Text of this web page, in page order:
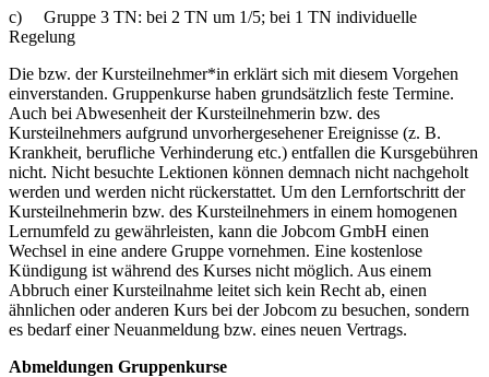
c) Gruppe 3 TN: bei 2 TN um 1/5; bei 1 TN individuelle
Regelung
Die bzw. der Kursteilnehmer*in erklärt sich mit diesem Vorgehen
einverstanden. Gruppenkurse haben grundsätzlich feste Termine.
Auch bei Abwesenheit der Kursteilnehmerin bzw. des
Kursteilnehmers aufgrund unvorhergesehener Ereignisse (z. B.
Krankheit, berufliche Verhinderung etc.) entfallen die Kursgebühren
nicht. Nicht besuchte Lektionen können demnach nicht nachgeholt
werden und werden nicht rückerstattet. Um den Lernfortschritt der
Kursteilnehmerin bzw. des Kursteilnehmers in einem homogenen
Lernumfeld zu gewährleisten, kann die Jobcom GmbH einen
Wechsel in eine andere Gruppe vornehmen. Eine kostenlose
Kündigung ist während des Kurses nicht möglich. Aus einem
Abbruch einer Kursteilnahme leitet sich kein Recht ab, einen
ähnlichen oder anderen Kurs bei der Jobcom zu besuchen, sondern
es bedarf einer Neuanmeldung bzw. eines neuen Vertrags.
Abmeldungen Gruppenkurse